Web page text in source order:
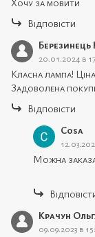
Відповісти
Березинець
20.01.2024 в
Класна лампа! Ціна
Задоволена
Відповісти
Cosa
Можна
Крачун
09.09.2023 в